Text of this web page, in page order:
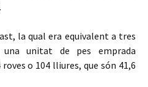
la qual era equivalent a tres
unitat de pes emprada
o 104 lliures, que són 41,6